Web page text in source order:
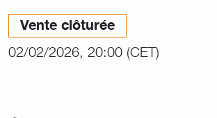
Vente clôturée
02/02/2026, 20:00 (CET)